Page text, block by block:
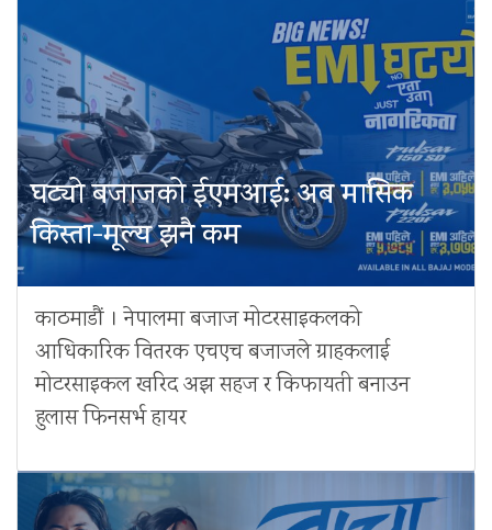
घट्यो बजाजको ईएमआई: अब मासिक
किस्ता-मूल्य झनै कम
काठमाडौं । नेपालमा बजाज मोटरसाइकलको
आधिकारिक वितरक एचएच बजाजले ग्राहकलाई
मोटरसाइकल खरिद अझ सहज र किफायती बनाउन
हुलास फिनसर्भ हायर